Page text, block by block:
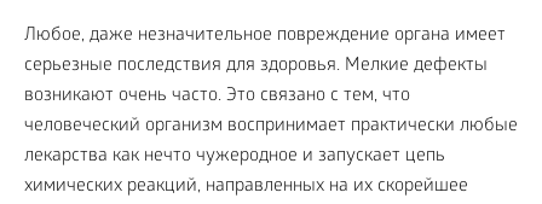
Любое, даже незначительное повреждение органа имеет
серьезные последствия для здоровья. Мелкие дефекты
возникают очень часто. Это связано с тем, что
человеческий организм воспринимает практически любые
лекарства как нечто чужеродное и запускает цепь
химических реакций, направленных на их скорейшее